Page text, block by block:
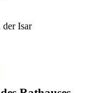
der Isar